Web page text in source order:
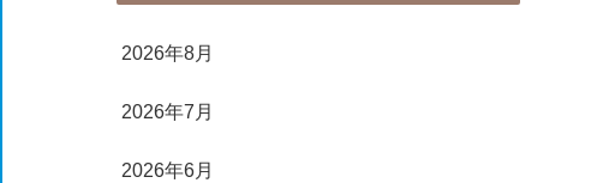
2026年8月
2026年7月
2026年6月